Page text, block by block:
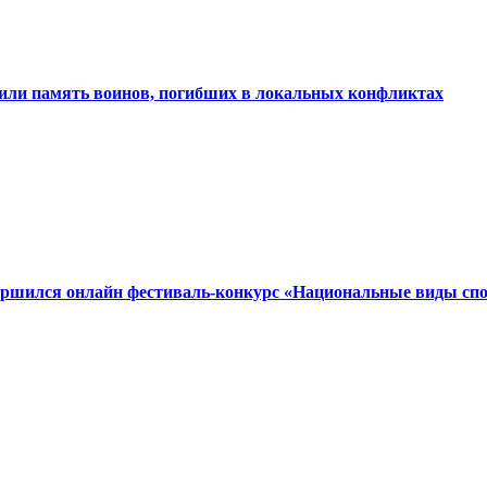
память воинов, погибших в локальных конфликтах
онлайн фестиваль-конкурс «Национальные виды